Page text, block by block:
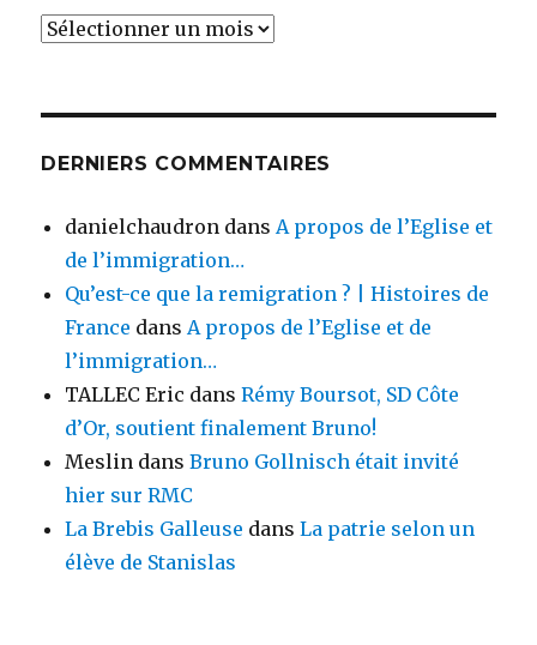
Archives
DERNIERS COMMENTAIRES
danielchaudron dansA propos de l’Eglise et
de l’immigration…
Qu’est-ce que la remigration ? | Histoires de
France dansA propos de l’Eglise et de
l’immigration…
TALLEC Eric dansRémy Boursot, SD Côte
d’Or, soutient finalement Bruno!
Meslin dansBruno Gollnisch était invité
hier sur RMC
La Brebis Galleuse dansLa patrie selon un
élève de Stanislas